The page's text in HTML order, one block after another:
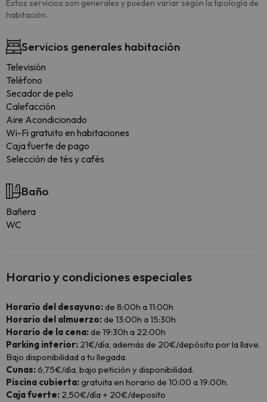
Estos servicios son generales y pueden variar según la tipología de
habitación.
Servicios generales habitación
Televisión
Teléfono
Secador de pelo
Calefacción
Aire Acondicionado
Wi-Fi gratuito en habitaciones
Caja fuerte de pago
Selección de tés y cafés
Baño
Bañera
WC
Horario y condiciones especiales
Horario del desayuno:de 8:00h a 11:00h
Horario del almuerzo:de 13:00h a 15:30h
Horario de la cena:de 19:30h a 22:00h
Parking interior: 21€/día, además de 20€/depósito por la llave.
Bajo disponibilidad a tu llegada.
Cunas:6,75€/día, bajo petición y disponibilidad.
Piscina cubierta:gratuita en horario de 10:00 a 19:00h.
Caja fuerte: 2,50€/día + 20€/deposito